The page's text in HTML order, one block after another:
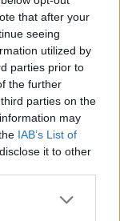
that after your
seeing
utilized by
parties prior to
the further
parties on the
may
IAB’s List of
it to other
00:39:39
suklydome
00:41:13
bus daugiau
00:18:17
„Sudarysim